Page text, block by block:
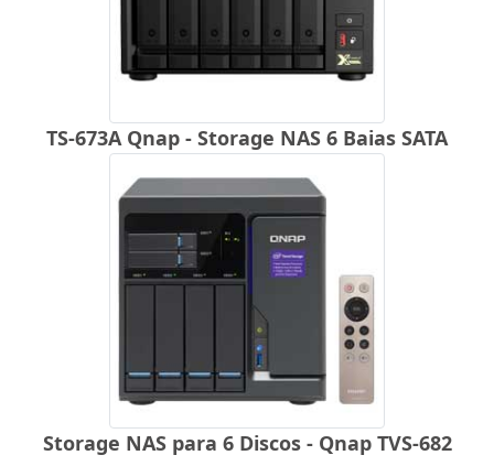
TS-673A Qnap - Storage NAS 6 Baias SATA
Storage NAS para 6 Discos - Qnap TVS-682